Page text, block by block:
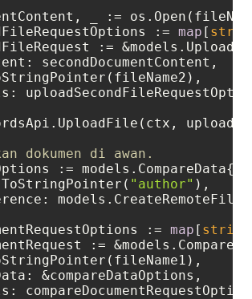
_ :=
:= map [
:=
secondDocumentContent,
dokumen di awan.
:= models.CompareData{
"author" ),
:= map [ string
:=
&compareDataOptions,